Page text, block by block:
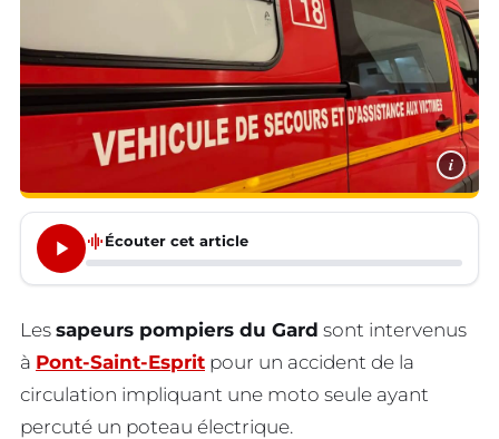
i
graphic_eqÉcouter cet article
Les sapeurs pompiers du Gard sont intervenus
à Pont-Saint-Esprit pour un accident de la
circulation impliquant une moto seule ayant
percuté un poteau électrique.